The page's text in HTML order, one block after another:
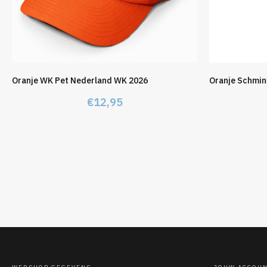
Oranje WK Pet Nederland WK 2026
€12,95
Oranje